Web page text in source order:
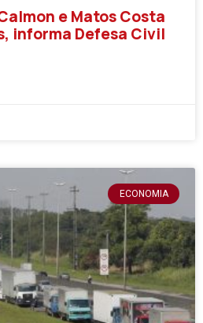
e Matos Costa
informa Defesa Civil
ECONOMIA